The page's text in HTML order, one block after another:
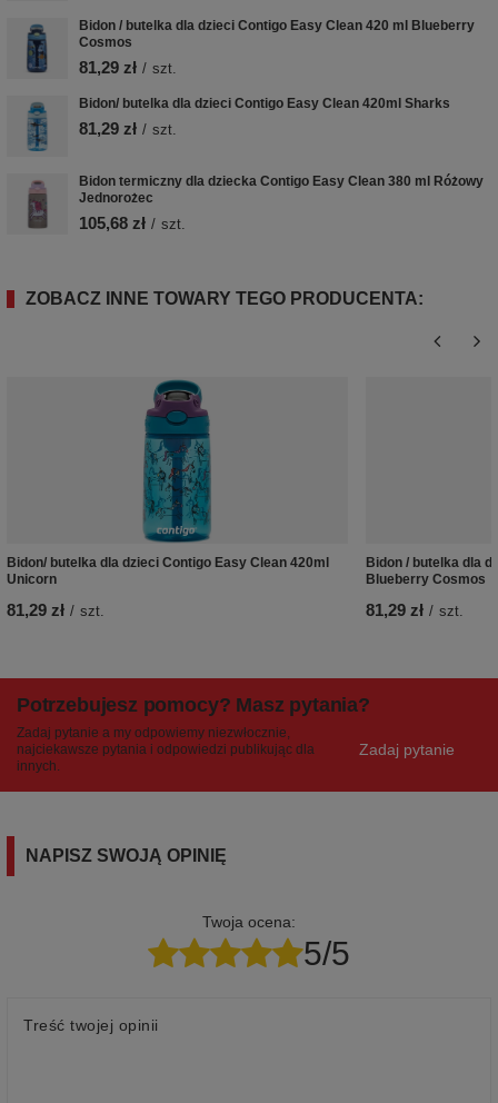
Bidon / butelka dla dzieci Contigo Easy Clean 420 ml Blueberry
Cosmos
81,29 zł / szt.
Bidon/ butelka dla dzieci Contigo Easy Clean 420ml Sharks
81,29 zł / szt.
Bidon termiczny dla dziecka Contigo Easy Clean 380 ml Różowy
Jednorożec
105,68 zł / szt.
ZOBACZ INNE TOWARY TEGO PRODUCENTA:
Bidon/ butelka dla dzieci Contigo Easy Clean 420ml
Unicorn
81,29 zł / szt.
Bidon / butelka dla
Blueberry Cosmos
81,29 zł / szt.
Potrzebujesz pomocy? Masz pytania?
Zadaj pytanie a my odpowiemy niezwłocznie,
najciekawsze pytania i odpowiedzi publikując dla
innych.
Zadaj pytanie
NAPISZ SWOJĄ OPINIĘ
Twoja ocena:
5/5
Treść twojej opinii